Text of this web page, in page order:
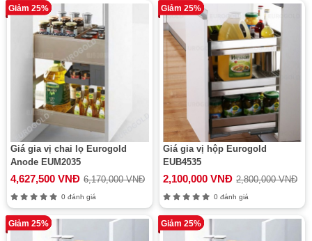
Giảm 25%
Giá gia vị chai lọ Eurogold
Anode EUM2035
4,627,500 VNĐ 6,170,000 VNĐ
0 đánh giá
Giảm 25%
Giá gia vị hộp Eurogold
EUB4535
2,100,000 VNĐ 2,800,000 VNĐ
0 đánh giá
Giảm 25% Giảm 25%